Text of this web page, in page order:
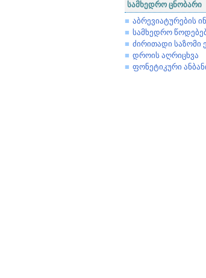
სამხედრო ცნობარი
აბრევიატურების
სამხედრო
ძირითადი საზომი
დროის აღრიცხვა
ფონეტიკური